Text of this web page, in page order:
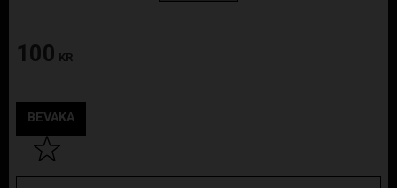
100 KR
Lägg till i favoriter
BEVAKA